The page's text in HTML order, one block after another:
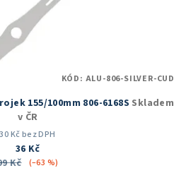
155/100mm 806-6168S Skladem
v ČR
30 Kč bez DPH
36 Kč
Kč
(–63 %)
KÓD: ALU-806-SILVER-CUD